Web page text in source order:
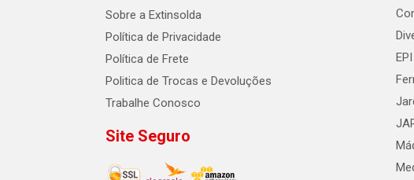
Sobre a Extinsolda
Política de Privacidade
Política de Frete
Politica de Trocas e Devoluções
Trabalhe Conosco
Site Seguro
EPI